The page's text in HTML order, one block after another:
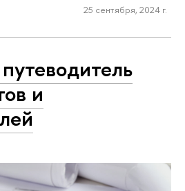
25 сентября, 2024 г.
и